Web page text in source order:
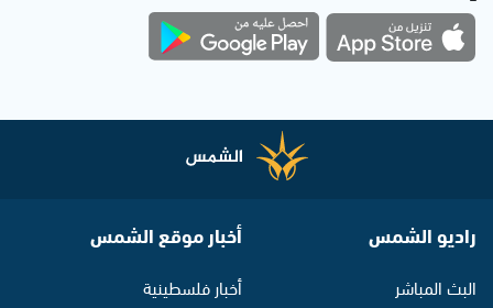
راديو الشمس
البث المباشر
أخبار موقع الشمس
أخبار فلسطينية